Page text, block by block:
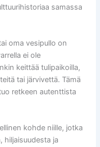
samassa
oma vesipullo on
ei ole
keittää tulipaikoilla,
tai järvivettä. Tämä
retkeen autenttista
kohde niille, jotka
hiljaisuudesta ja